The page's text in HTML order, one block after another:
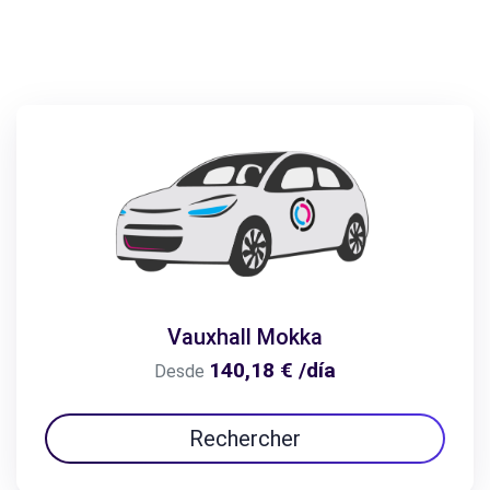
Vauxhall Mokka
Desde 140,18 € /día
Rechercher